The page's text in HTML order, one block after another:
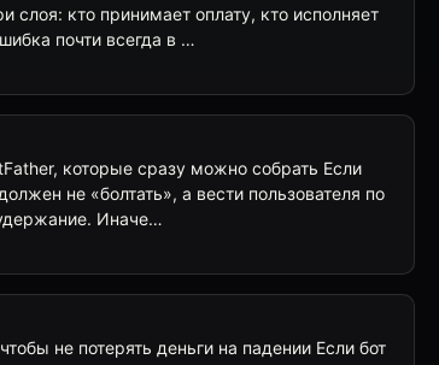
слоя: кто принимает оплату, кто исполняет
почти всегда в …
которые сразу можно собрать Если
не «болтать», а вести пользователя по
Иначе…
не потерять деньги на падении Если бот